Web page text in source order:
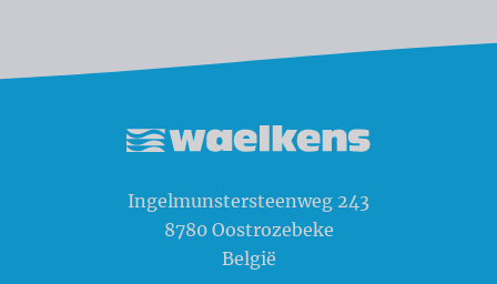
Ingelmunstersteenweg 243
8780 Oostrozebeke
België